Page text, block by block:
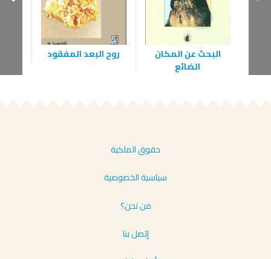
البحث عن المكان
الضائع
روح البعد المفقود
حقوق الملكية
سياسية الخصوصية
من نحن؟
إتصل بنا